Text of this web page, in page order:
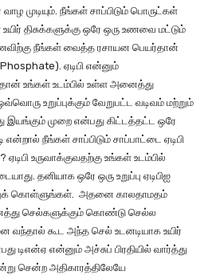
முடியும். நீங்கள் சாப்பிடும் பொருட்கள்
திசுக்களுக்கு ஒரே ஒரு உணவை மட்டும்
நீங்கள் வைத்த ரசாயன பெயர்தான்
ஏடிபி என்னும்
உங்கள் உடம்பில் உள்ள அனைத்து
உறுப்புக்கும் வேறுபட்ட வடிவம் மற்றும்
இயங்கும் முறை என்பது கிட்டத்தட்ட ஒரே
என்றால் நீங்கள் சாப்பிடும் சாப்பாட்டை ஏடிபி
உருவாக்குவதற்கு உங்கள் உடம்பில்
தனியாக ஒரே ஒரு உறுப்பு ஏடிபிஐ
கொள்ளுங்கள். அதனை காலதாமதம்
செல்களுக்கும் கொண்டு செல்ல
வந்தால் கூட அந்த செல் உடனடியாக உயிர்
டிஎன்ஏ என்னும் அச்சுப் பிரதியில் வார்த்து
சென்ற அதிகாரத்திலேயே